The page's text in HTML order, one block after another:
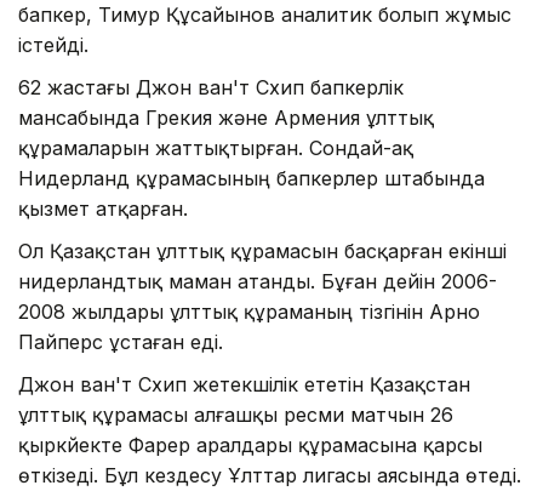
бапкер, Тимур Құсайынов аналитик болып жұмыс
істейді.
62 жастағы Джон ван'т Схип бапкерлік
мансабында Грекия және Армения ұлттық
құрамаларын жаттықтырған. Сондай-ақ
Нидерланд құрамасының бапкерлер штабында
қызмет атқарған.
Ол Қазақстан ұлттық құрамасын басқарған екінші
нидерландтық маман атанды. Бұған дейін 2006-
2008 жылдары ұлттық құраманың тізгінін Арно
Пайперс ұстаған еді.
Джон ван'т Схип жетекшілік ететін Қазақстан
ұлттық құрамасы алғашқы ресми матчын 26
қыркүйекте Фарер аралдары құрамасына қарсы
өткізеді. Бұл кездесу Ұлттар лигасы аясында өтеді.